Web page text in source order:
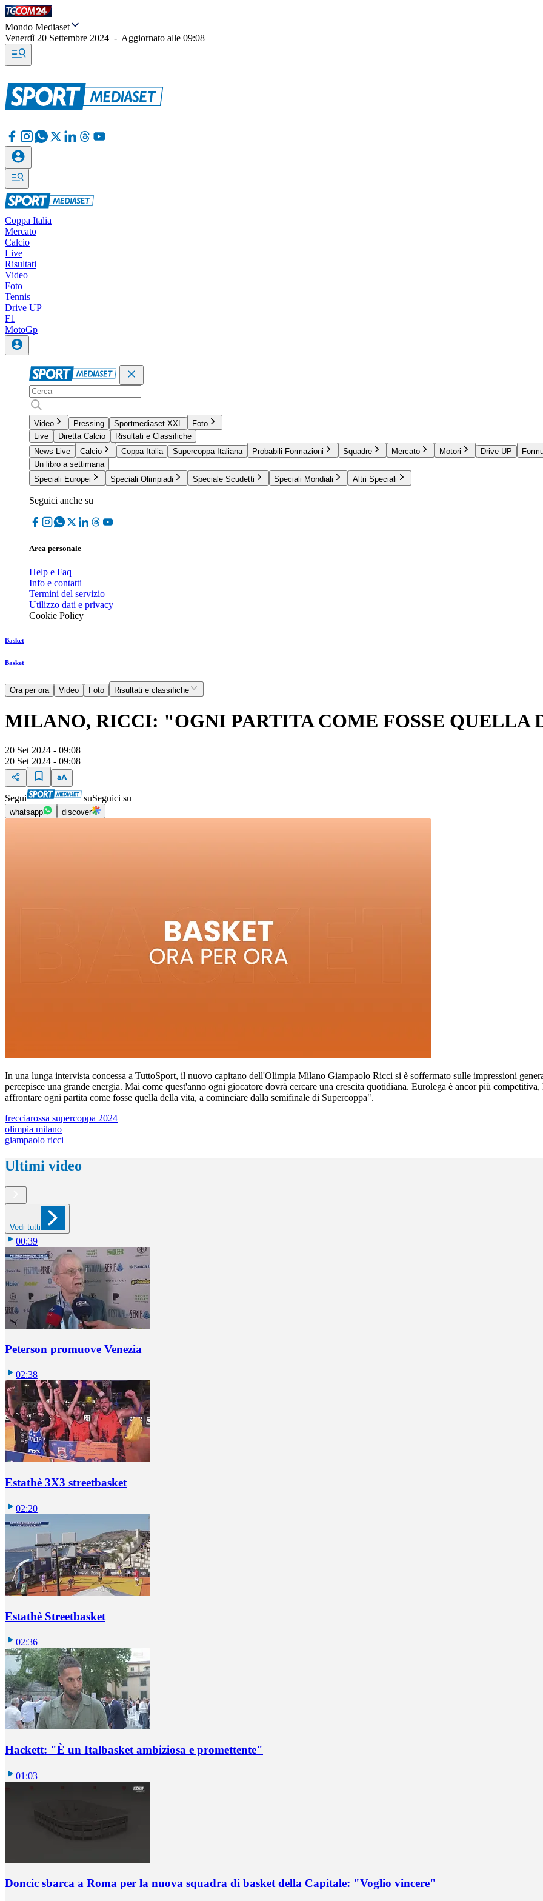
Mondo Mediaset
Venerdì 20 Settembre 2024 - Aggiornato alle 09:08
Coppa Italia
Mercato
Calcio
Live
Risultati
Video
Foto
Tennis
Drive UP
F1
MotoGp
Video Pressing Sportmediaset XXL
Foto
Live
Diretta Calcio
Risultati e Classifiche
News Live
Calcio Coppa Italia Supercoppa Italiana Probabili Formazioni Squadre Mercato Motori Drive UP
Un libro a settimana
Speciali Europei
Speciali Olimpiadi Speciale Scudetti Speciali Mondiali Altri Speciali
Seguici anche su
Area personale
Help e Faq
Info e contatti
Termini del servizio
Utilizzo dati e privacy
Cookie Policy
Basket
Basket
Ora per ora Video Foto Risultati e classifiche
MILANO, RICCI: "OGNI PARTITA COME FOSSE QUELLA
20 Set 2024 - 09:08
20 Set 2024 - 09:08
Segui suSeguici su
whatsapp discover
In una lunga intervista concessa a TuttoSport, il nuovo capitano dell'Olimpia Milano Giampaolo Ricci si è soffermato sulle impressioni
percepisce una grande energia. Mai come quest'anno ogni giocatore dovrà cercare una crescita quotidiana. Eurolega è ancor più
affrontare ogni partita come fosse quella della vita, a cominciare dalla semifinale di Supercoppa".
frecciarossa supercoppa 2024
olimpia milano
giampaolo ricci
Ultimi video
Vedi tutti
00:39
Peterson promuove Venezia
02:38
Estathè 3X3 streetbasket
02:20
Estathè Streetbasket
02:36
Hackett: "È un Italbasket ambiziosa e promettente"
01:03
Doncic sbarca a Roma per la nuova squadra di basket della Capitale: "Voglio vincere"